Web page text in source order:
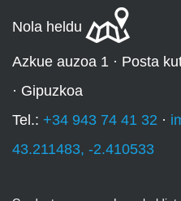
Nola heldu
Azkue auzoa 1 · Posta
· Gipuzkoa
Tel.: +34 943 74 41 32 ·
43.211483, -2.410533